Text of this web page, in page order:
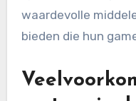
waardevolle
bieden die hun